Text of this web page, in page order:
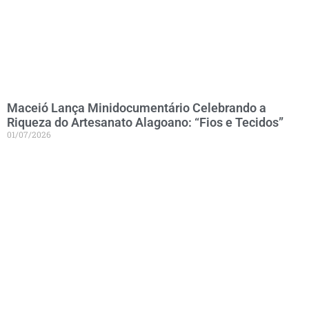
Maceió Lança Minidocumentário Celebrando a
Riqueza do Artesanato Alagoano: “Fios e Tecidos”
01/07/2026